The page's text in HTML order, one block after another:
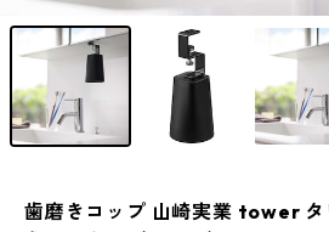
歯磨きコップ 山崎実業 tower タ